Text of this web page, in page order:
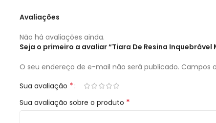
Avaliações
Não há avaliações ainda.
Seja o primeiro a avaliar “Tiara De Resina Inquebrável
O seu endereço de e-mail não será publicado. Campos
Sua avaliação *
Sua avaliação sobre o produto *